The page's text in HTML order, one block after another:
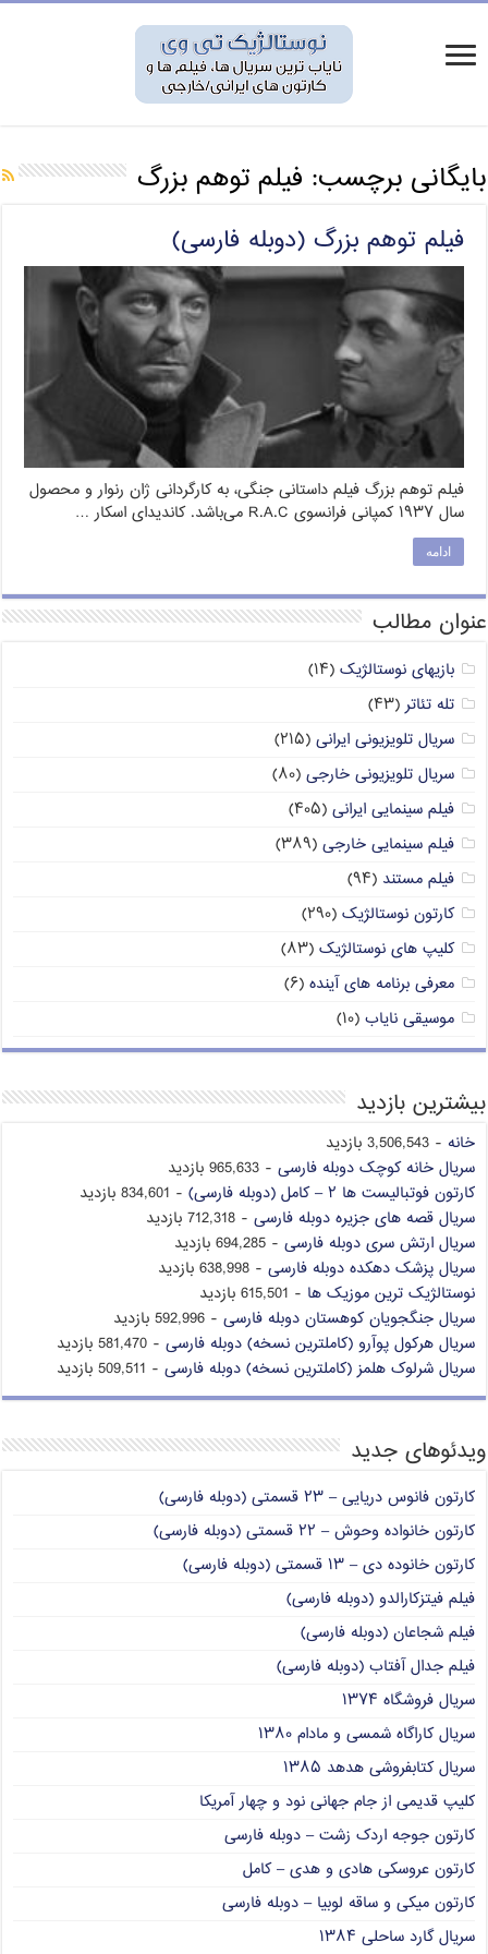
بایگانی برچسب: فیلم توهم بزرگ
فیلم توهم بزرگ (دوبله فارسی)
فیلم توهم بزرگ فیلم داستانی جنگی، به کارگردانی ژان رنوار و محصول
سال ۱۹۳۷ کمپانی فرانسوی R.A.C می‌باشد. کاندیدای اسکار …
ادامه
عنوان مطالب
بازیهای نوستالژیک (۱۴)
تله تئاتر(۴۳)
سریال تلویزیونی ایرانی (۲۱۵)
سریال تلویزیونی خارجی (۸۰)
فیلم سینمایی ایرانی (۴۰۵)
فیلم سینمایی خارجی (۳۸۹)
فیلم مستند (۹۴)
کارتون نوستالژیک (۲۹۰)
کلیپ های نوستالژیک (۸۳)
معرفی برنامه های آینده (۶)
موسیقی نایاب (۱۰)
بیشترین بازدید
خانه - 3,506,543 بازدید
سریال خانه کوچک دوبله فارسی - 965,633 بازدید
کارتون فوتبالیست ها ۲ – کامل (دوبله فارسی)
- 834,601 بازدید
سریال قصه های جزیره دوبله فارسی - 712,318 بازدید
سریال ارتش سری دوبله فارسی - 694,285 بازدید
سریال پزشک دهکده دوبله فارسی - 638,998 بازدید
نوستالژیک ترین موزیک ها - 615,501 بازدید
سریال جنگجویان کوهستان دوبله فارسی - 592,996 بازدید
سریال هرکول پوآرو (کاملترین نسخه) دوبله فارسی - 581,470 بازدید
سریال شرلوک هلمز (کاملترین نسخه) دوبله فارسی - 509,511 بازدید
ویدئوهای جدید
کارتون فانوس دریایی – ۲۳ قسمتی (دوبله فارسی)
کارتون خانواده وحوش – ۲۲ قسمتی (دوبله فارسی)
کارتون خانوده دی – ۱۳ قسمتی (دوبله فارسی)
فیلم فیتزکارالدو (دوبله فارسی)
فیلم شجاعان (دوبله فارسی)
فیلم جدال آفتاب (دوبله فارسی)
سریال فروشگاه ۱۳۷۴
سریال کاراگاه شمسی و مادام ۱۳۸۰
سریال کتابفروشی هدهد ۱۳۸۵
کلیپ قدیمی از جام جهانی نود و چهار آمریکا
کارتون جوجه اردک زشت – دوبله فارسی
کارتون عروسکی هادی و هدی – کامل
کارتون میکی و ساقه لوبیا – دوبله فارسی
سریال گارد ساحلی ۱۳۸۴